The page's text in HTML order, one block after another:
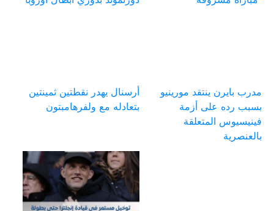
مدرب بايرن ينتقد مورينيو
بسبب رده على أزمة
فينيسيوس المتعلقة
بالعنصرية
أرسنال يهدر نقطتين ثمينتين
بتعادله مع ولفرهامبتون